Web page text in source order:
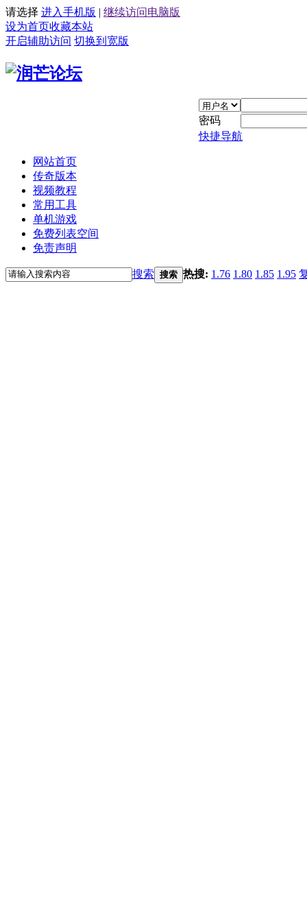
请选择 进入手机版 | 继续访问电脑版
设为首页收藏本站
开启辅助访问 切换到宽版
密码
快捷导航
网站首页
传奇版本
视频教程
常用工具
单机游戏
免费列表空间
免责声明
搜索 搜索 热搜: 1.76 1.80 1.85 1.95